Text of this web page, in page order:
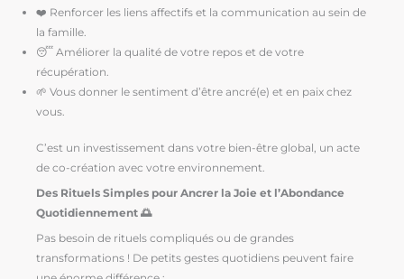
❤️ Renforcer les liens affectifs et la communication au sein de
la famille.
😴 Améliorer la qualité de votre repos et de votre
récupération.
🌱 Vous donner le sentiment d’être ancré(e) et en paix chez
vous.
C’est un investissement dans votre bien-être global, un acte
de co-création avec votre environnement.
Des Rituels Simples pour Ancrer la Joie et l’Abondance
Quotidiennement 🌅
Pas besoin de rituels compliqués ou de grandes
transformations ! De petits gestes quotidiens peuvent faire